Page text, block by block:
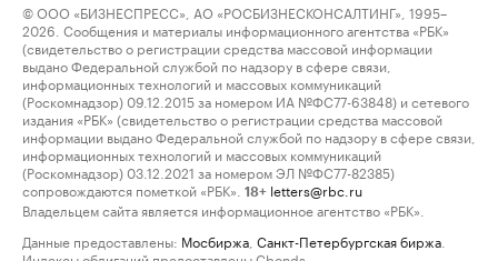
© ООО «БИЗНЕСПРЕСС», АО «РОСБИЗНЕСКОНСАЛТИНГ», 1995–
2026. Сообщения и материалы информационного агентства «РБК»
(свидетельство о регистрации средства массовой информации
выдано Федеральной службой по надзору в сфере связи,
информационных технологий и массовых коммуникаций
(Роскомнадзор) 09.12.2015 за номером ИА №ФС77-63848) и сетевого
издания «РБК» (свидетельство о регистрации средства массовой
информации выдано Федеральной службой по надзору в сфере связи,
информационных технологий и массовых коммуникаций
(Роскомнадзор) 03.12.2021 за номером ЭЛ №ФС77-82385)
сопровождаются пометкой «РБК».
18+ letters@rbc.ru
Владельцем сайта является информационное агентство «РБК».
Данные предоставлены: Мосбиржа Санкт-Петербургская биржа